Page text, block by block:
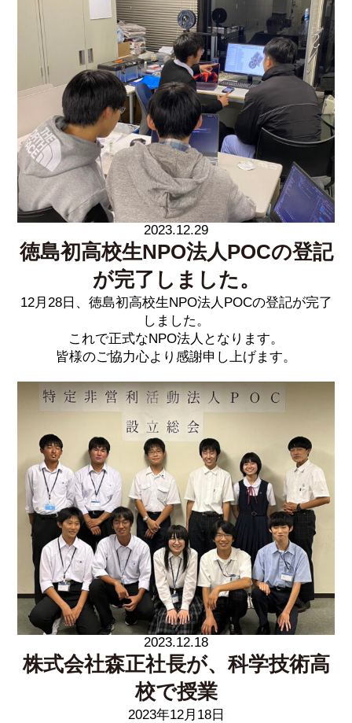
2023.12.29
徳島初高校生NPO法人POCの登記
が完了しました。
12月28日、徳島初高校生NPO法人POCの登記が完了
しました。
これで正式なNPO法人となります。
皆様のご協力心より感謝申し上げます。
2023.12.18
株式会社森正社長が、科学技術高
校で授業
2023年12月18日